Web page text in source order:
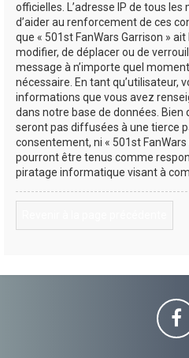
officielles. L’adresse IP de tous
d’aider au renforcement de ces
que « 501st FanWars Garrison »
modifier, de déplacer ou de
message à n’importe quel
nécessaire. En tant qu’utilisateur,
informations que vous avez
dans notre base de données.
seront pas diffusées à une tierce
consentement, ni « 501st FanWars
pourront être tenus comme
piratage informatique visant à